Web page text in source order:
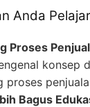
Anda
Proses
konsep
proses
Bagus